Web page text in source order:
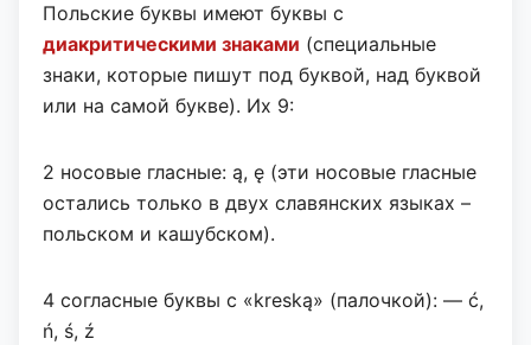
Польские буквы имеют буквы с
диакритическими знаками (специальные
знаки, которые пишут под буквой, над буквой
или на самой букве). Их 9:
2 носовые гласные: ą, ę (эти носовые гласные
остались только в двух славянских языках –
польском и кашубском).
4 согласные буквы с «kreską» (палочкой): — ć,
ń, ś, ź